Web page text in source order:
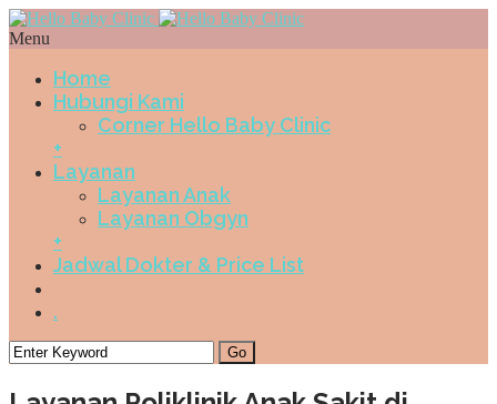
Menu
Home
Hubungi Kami
Corner Hello Baby Clinic
+
Layanan
Layanan Anak
Layanan Obgyn
+
Jadwal Dokter & Price List
.